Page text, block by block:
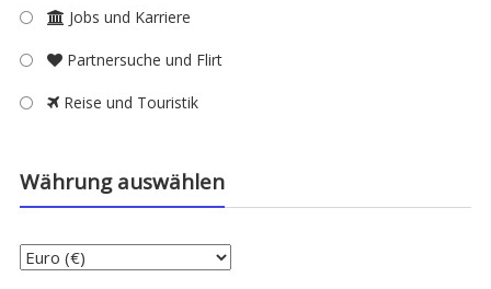
Jobs und Karriere
Partnersuche und Flirt
Reise und Touristik
Währung auswählen